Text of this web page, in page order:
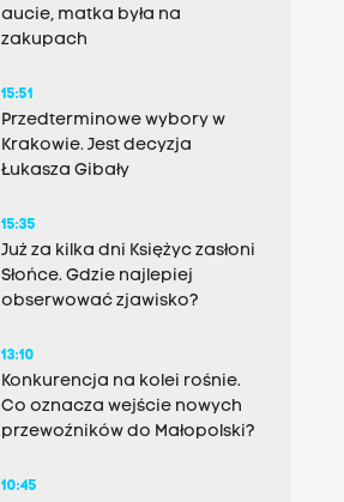
aucie, matka była na
zakupach
15:51
Przedterminowe wybory w
Krakowie. Jest decyzja
Łukasza Gibały
15:35
Już za kilka dni Księżyc zasłoni
Słońce. Gdzie najlepiej
obserwować zjawisko?
13:10
Konkurencja na kolei rośnie.
Co oznacza wejście nowych
przewoźników do Małopolski?
10:45